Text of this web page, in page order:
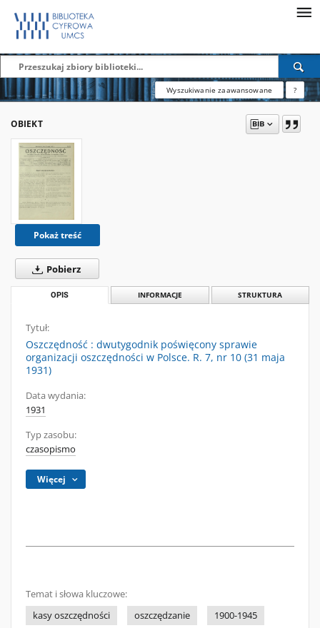
Wyszukiwanie zaawansowane ?
OBIEKT
Pokaż treść
Pobierz
OPIS INFORMACJE STRUKTURA
Tytuł:
Oszczędność : dwutygodnik poświęcony sprawie
organizacji oszczędności w Polsce. R. 7, nr 10 (31 maja
1931)
Data wydania:
1931
Typ zasobu:
czasopismo
Więcej
Temat i słowa kluczowe:
kasy oszczędności
oszczędzanie 1900-1945